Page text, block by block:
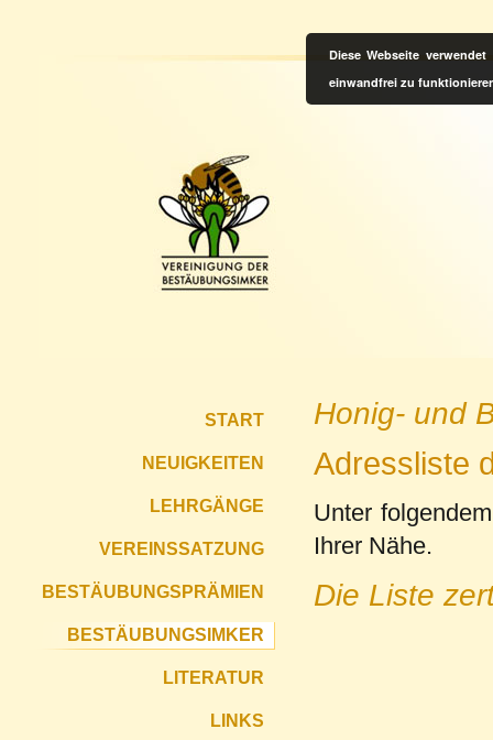
START
NEUIGKEITEN
LEHRGÄNGE
VEREINSSATZUNG
BESTÄUBUNGSPRÄMIEN
BESTÄUBUNGSIMKER
LITERATUR
LINKS
Honig- und
Adressliste
Unter
Ihrer Nähe.
Die Liste
Diese Webseite
einwandfrei zu